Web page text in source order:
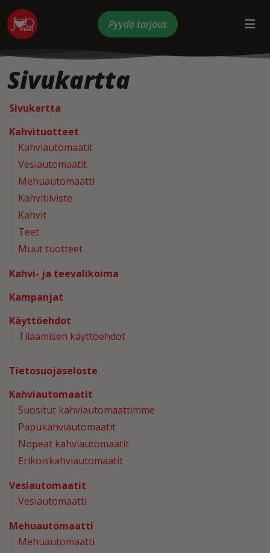
Pyydä tarjous
Sivukartta
Sivukartta
Kahvituotteet
Kahviautomaatit
Vesiautomaatit
Mehuautomaatti
Kahvitiiviste
Kahvit
Teet
Muut tuotteet
Kahvi- ja teevalikoima
Kampanjat
Käyttöehdot
Tilaamisen käyttöehdot
Tietosuojaseloste
Kahviautomaatit
Suositut kahviautomaattimme
Papukahviautomaatit
Nopeat kahviautomaatit
Erikoiskahviautomaatit
Vesiautomaatit
Vesiautomaatti
Mehuautomaatti
Mehuautomaatti